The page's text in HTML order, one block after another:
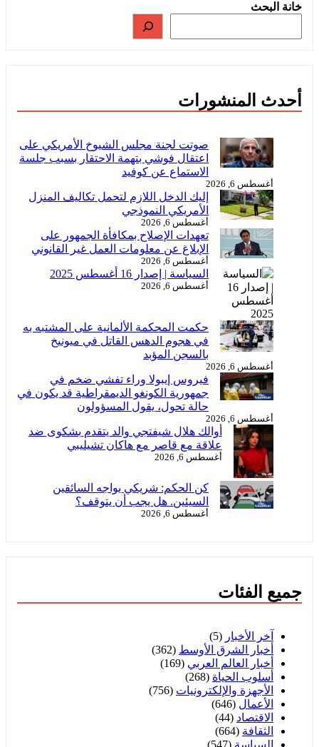
خانة البحث
أحدث المنشورات
صوتت لجنة مجلس الشيوخ الأمريكي على
اعتقال فوشي بتهمة الاحتقار بسبب جلسة
الاستماع عن كوفيد
أغسطس 6, 2026
إليك الدخل اللازم لتحمل تكاليف المنزل
الأمريكي النموذجي
أغسطس 6, 2026
تعهدات الإصلاح بمكافأة الجمهور على
الإبلاغ عن معلومات العمل غير القانوني
أغسطس 6, 2026
السياسة | إصدار 16 أغسطس 2025
أغسطس 6, 2026
حكمت المحكمة الألمانية على المشتبه به
في هجوم الدهس القاتل في ميونيخ
بالسجن المؤبد
أغسطس 6, 2026
فيروس إيبولا وراء تفشي ضخم في
جمهورية الكونغو الديمقراطية قد يكون في
حالة تحول، يقول المسؤولون
أغسطس 6, 2026
أوالك هلال شيفتجي والد يتقدم بشكوى ضد
علاقة مع قاصر مع هاكان تشيليبي
أغسطس 6, 2026
كن الحكم: شريكي يواجه السائقين
السيئين. هل يجب أن يتوقف؟
أغسطس 6, 2026
جميع الفئات
آخر الأخبار (5)
أخبار الشرق الأوسط (362)
أخبار العالم العربي (169)
أسلوب الحياة (268)
الأجهزة والإلكترونيات (756)
الأعمال (646)
الاقتصاد (44)
الثقافة (664)
السياسة (547)